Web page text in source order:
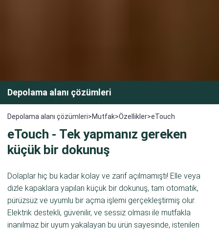
Depolama alanı çözümleri
Depolama alanı çözümleri>Mutfak>Özellikler>eTouch
eTouch - Tek yapmanız gereken
küçük bir dokunuş
Dolaplar hiç bu kadar kolay ve zarif açılmamıştı! Elle veya
dizle kapaklara yapılan küçük bir dokunuş, tam otomatik,
pürüzsüz ve uyumlu bir açma işlemi gerçekleştirmiş olur.
Elektrik destekli, güvenilir, ve sessiz olması ile mutfakla
inanılmaz bir uyum yakalayan bu ürün sayesinde, istenilen